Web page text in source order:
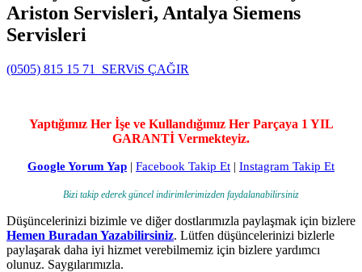
Ariston Servisleri, Antalya Siemens
Servisleri
(0505) 815 15 71 SERViS ÇAĞIR
Yaptığımız Her İşe ve Kullandığımız Her Parçaya 1 YIL
GARANTİ Vermekteyiz.
Google Yorum Yap | Facebook Takip Et | Instagram Takip Et
Bizi takip ederek güncel indirimlerimizden faydalanabilirsiniz
Düşüncelerinizi bizimle ve diğer dostlarımızla paylaşmak için bizlere
Hemen Buradan Yazabilirsiniz. Lütfen düşüncelerinizi bizlerle
paylaşarak daha iyi hizmet verebilmemiz için bizlere yardımcı
olunuz. Saygılarımızla.